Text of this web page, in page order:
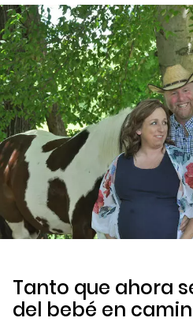
Tanto que ahora
del bebé en